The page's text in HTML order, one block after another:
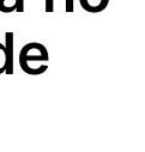
White Label
Plataforma para
conteúdos